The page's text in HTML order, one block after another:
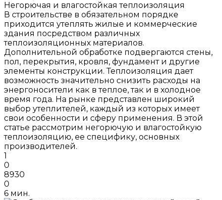
Негорючая и влагостойкая теплоизоляция
В строительстве в обязательном порядке
приходится утеплять жилые и коммерческие
здания посредством различных
теплоизоляционных материалов.
Дополнительной обработке подвергаются стены,
пол, перекрытия, кровля, фундамент и другие
элементы конструкции. Теплоизоляция дает
возможность значительно снизить расходы на
энергоносители как в теплое, так и в холодное
время года. На рынке представлен широкий
выбор утеплителей, каждый из которых имеет
свои особенности и сферу применения. В этой
статье рассмотрим негорючую и влагостойкую
теплоизоляцию, ее специфику, основных
производителей.
1
0
8930
0
6 мин.